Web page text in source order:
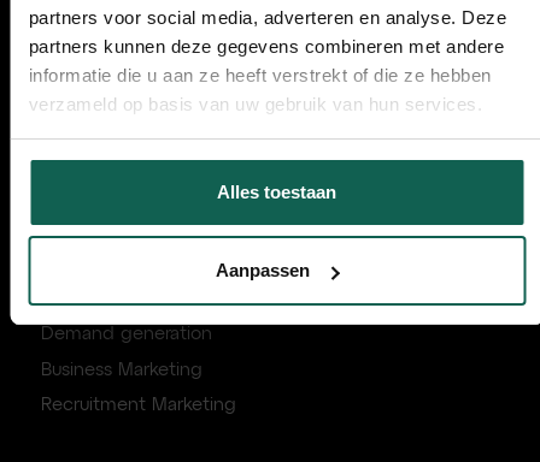
partners voor social media, adverteren en analyse. Deze
partners kunnen deze gegevens combineren met andere
informatie die u aan ze heeft verstrekt of die ze hebben
verzameld op basis van uw gebruik van hun services.
Alles toestaan
Aanpassen
Handige links:
FAQ
Aanpak voor groeibedrijven
Demand generation
Business Marketing
Recruitment Marketing